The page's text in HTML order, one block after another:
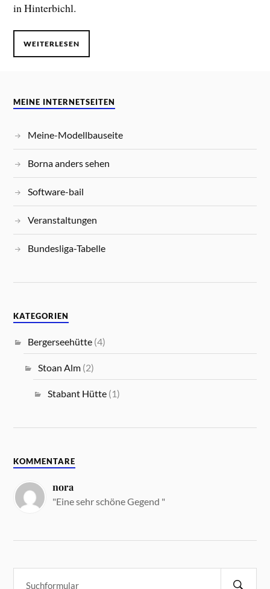
in Hinterbichl.
WEITERLESEN
MEINE INTERNETSEITEN
Meine-Modellbauseite
Borna anders sehen
Software-bail
Veranstaltungen
Bundesliga-Tabelle
KATEGORIEN
Bergerseehütte (4)
Stoan Alm(2)
Stabant Hütte(1)
KOMMENTARE
nora
"Eine sehr schöne Gegend "